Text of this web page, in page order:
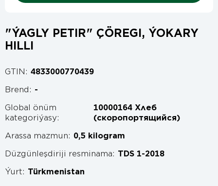
"ÝAGLY PETIR" ÇÖREGI, ÝOKARY
HILLI
GTIN: 4833000770439
Brend: -
Global önüm
kategoriýasy:
10000164 Хлеб
(скоропортящийся)
Arassa mazmun: 0,5 kilogram
Düzgünleşdiriji resminama: TDS 1-2018
Ýurt: Türkmenistan